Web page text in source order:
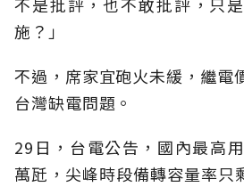
施？」
不過，席家宜砲火未緩，繼電
台灣缺電問題。
29日，台電公告，國內最高
萬瓩，尖峰時段備轉容量率只